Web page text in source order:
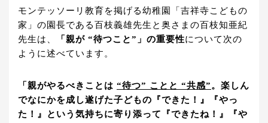
モンテッソーリ教育を掲げる幼稚園「吉祥寺こどもの
家」の園長である百枝義雄先生と奥さまの百枝知亜紀
先生は、
「親が “待つこと”」の重要性について次の
ように述べています。
「親がやるべきことは “待つ” ことと “共感”。楽しん
でなにかを成し遂げた子どもの『できた！』『やっ
た！』という気持ちに寄り添って『できたね！』『や